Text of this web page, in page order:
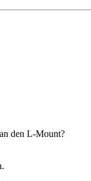
den L-Mount?